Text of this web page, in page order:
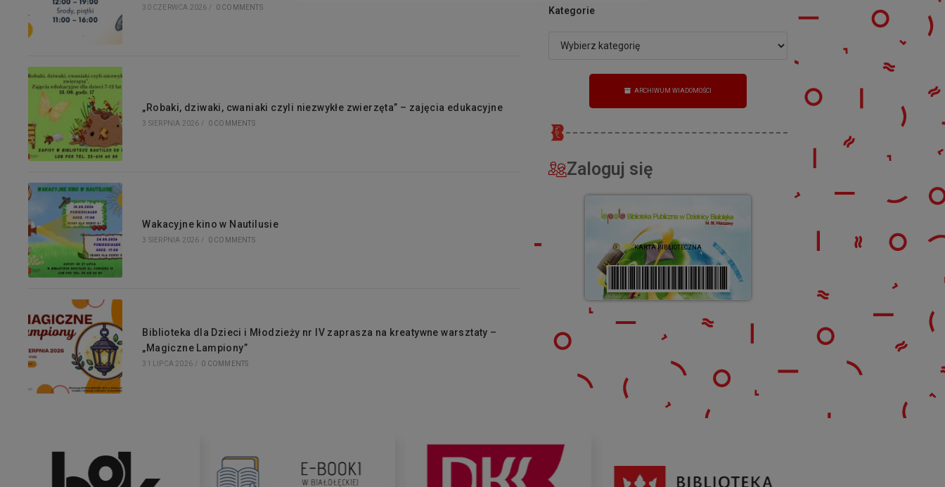
30 CZERWCA 2026 / 0 COMMENTS
„Robaki, dziwaki, cwaniaki czyli niezwykłe zwierzęta” – zajęcia edukacyjne
3 SIERPNIA 2026 / 0 COMMENTS
Wakacyjne kino w Nautilusie
3 SIERPNIA 2026 / 0 COMMENTS
Biblioteka dla Dzieci i Młodzieży nr IV zaprasza na kreatywne warsztaty –
„Magiczne Lampiony”
31 LIPCA 2026 / 0 COMMENTS
Kategorie
ARCHIWUM WIADOMOŚCI
Zaloguj się
KARTA BIBLIOTECZNA